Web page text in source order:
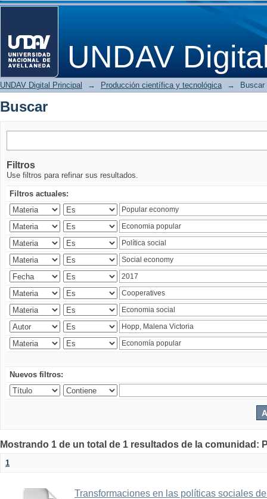
UNDAV
Buscar
UNDAV Digital Principal → Producción científica y tecnológica → Buscar
Buscar
Filtros
Use filtros para refinar sus resultados.
Filtros actuales:
Nuevos filtros:
Mostrando 1 de un total de 1 resultados de la
1
Transformaciones en las políticas sociales